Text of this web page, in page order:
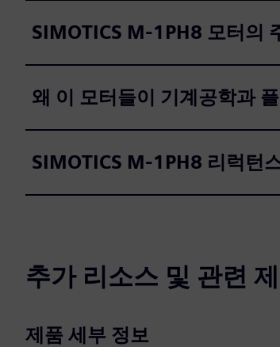
SIMOTICS M-1PH8 모터의
왜 이 모터들이 기계공학과
SIMOTICS M-1PH8 리럭턴
추가 리소스 및 관련
제품 세부 정보